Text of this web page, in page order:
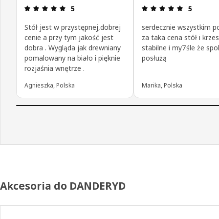
Opinia: 5 na 5 gwiazdki.
5
Stół jest w przystępnej,dobrej
cenie a przy tym jakość jest
dobra . Wygląda jak drewniany
pomalowany na biało i pięknie
rozjaśnia wnętrze .
Agnieszka, Polska
Opinia: 5
5
serdecznie wszystkim
za taka cena stół i
stabilne i my7śle że
posłużą
Marika, Polska
Akcesoria do DANDERYD